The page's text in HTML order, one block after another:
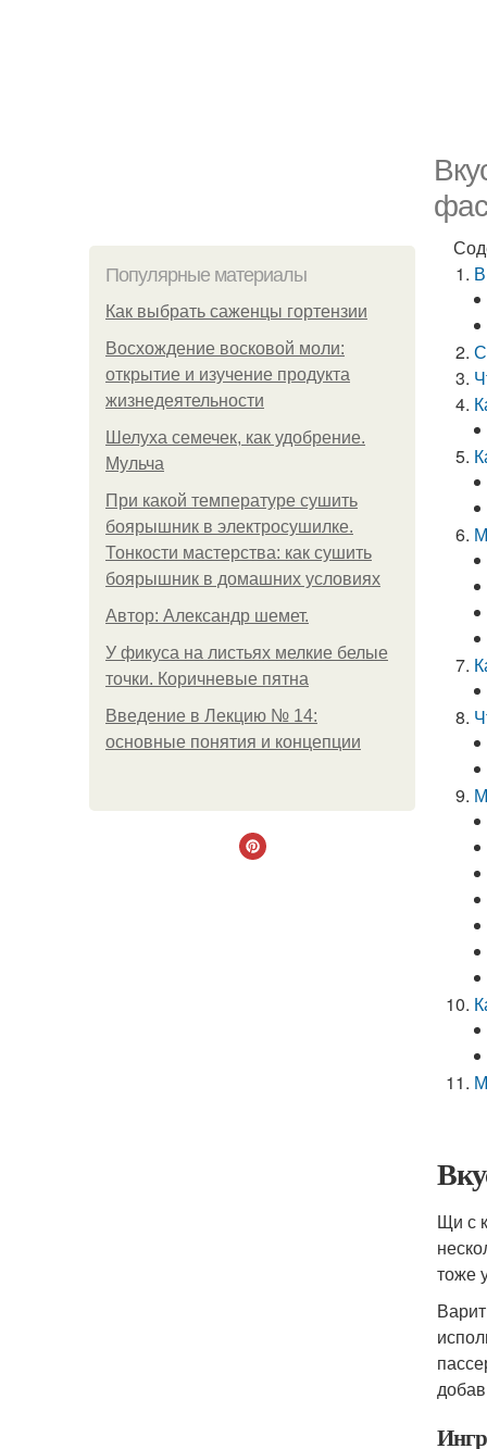
Популярные материалы
Как выбрать саженцы гортензии
Восхождение восковой моли:
открытие и изучение продукта
жизнедеятельности
Шелуха семечек, как удобрение.
Мульча
При какой температуре сушить
боярышник в электросушилке.
Тонкости мастерства: как сушить
боярышник в домашних условиях
Автор: Александр шемет.
У фикуса на листьях мелкие белые
точки. Коричневые пятна
Введение в Лекцию № 14:
основные понятия и концепции
Щи с
тоже